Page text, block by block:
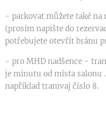
- parkovat můžete také na
(prosím napište do
potřebujete otevřít bránu
- pro MHD nadšence -
je minutu od místa salonu
například tramvaj číslo 8.